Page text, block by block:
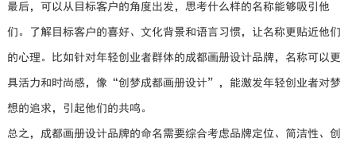
最后，可以从目标客户的角度出发，思考什么样的名称能够吸引他
们。了解目标客户的喜好、文化背景和语言习惯，让名称更贴近他们
的心理。比如针对年轻创业者群体的成都画册设计品牌，名称可以更
具活力和时尚感，像“创梦成都画册设计”，能激发年轻创业者对梦
想的追求，引起他们的共鸣。
总之，成都画册设计品牌的命名需要综合考虑品牌定位、简洁性、创